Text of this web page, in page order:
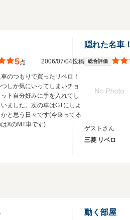
5点 2006/07/04投稿
車のつもりで買ったリベロ！
つしか気にいってしまいチョ
ット自分好みに手を入れてし
いました。次の車はGTにしよ
かと思う日々です(今乗ってる
XのMT車です)
隠れた名車！
総合評価
ゲストさん
三菱 リベロ
動く部屋